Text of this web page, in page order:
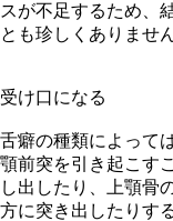
スが不足するため、
とも珍しくありません
受け口になる
舌癖の種類によって
顎前突を引き起こす
し出したり、上顎骨
方に突き出したりす